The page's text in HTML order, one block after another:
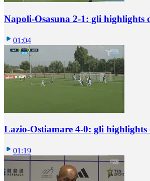
Napoli-Osasuna 2-1: gli highlights
01:04
Lazio-Ostiamare 4-0: gli highlights
01:19